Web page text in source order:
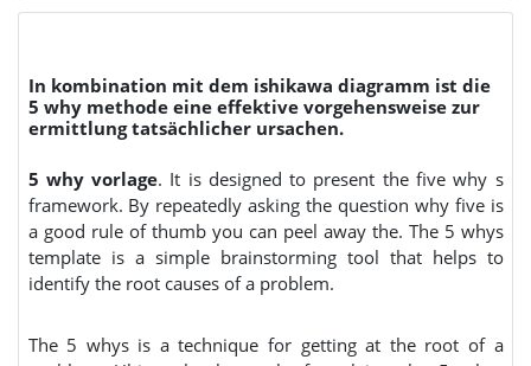
In kombination mit dem ishikawa diagramm ist die
5 why methode eine effektive vorgehensweise zur
ermittlung tatsächlicher ursachen.
5 why vorlage. It is designed to present the five why s
framework. By repeatedly asking the question why five is
a good rule of thumb you can peel away the. The 5 whys
template is a simple brainstorming tool that helps to
identify the root causes of a problem.
The 5 whys is a technique for getting at the root of a